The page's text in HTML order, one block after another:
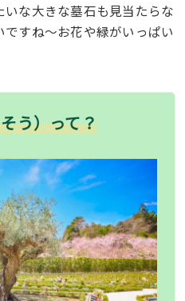
な大きな墓石も見当たらな
すね〜お花や緑がいっぱい
う）って？